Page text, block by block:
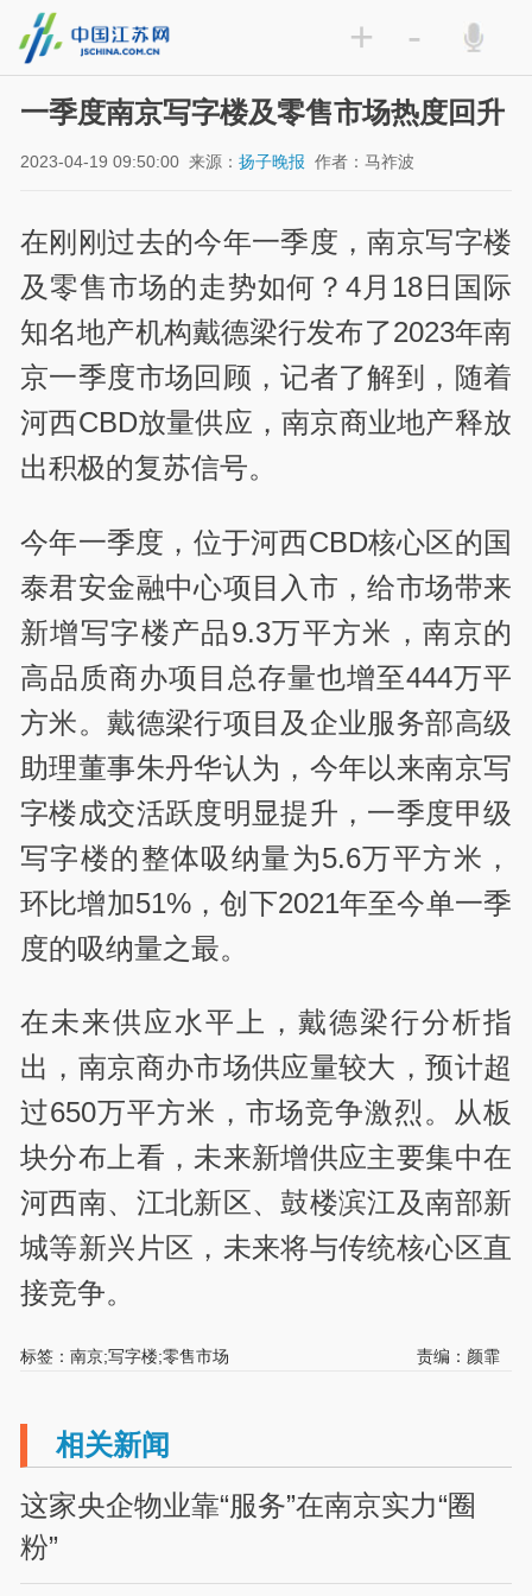
+ -
一季度南京写字楼及零售市场热度回升
2023-04-19 09:50:00 来源：扬子晚报 作者：马祚波
在刚刚过去的今年一季度，南京写字楼
及零售市场的走势如何？4月18日国际
知名地产机构戴德梁行发布了2023年南
京一季度市场回顾，记者了解到，随着
河西CBD放量供应，南京商业地产释放
出积极的复苏信号。
今年一季度，位于河西CBD核心区的国
泰君安金融中心项目入市，给市场带来
新增写字楼产品9.3万平方米，南京的
高品质商办项目总存量也增至444万平
方米。戴德梁行项目及企业服务部高级
助理董事朱丹华认为，今年以来南京写
字楼成交活跃度明显提升，一季度甲级
写字楼的整体吸纳量为5.6万平方米，
环比增加51%，创下2021年至今单一季
度的吸纳量之最。
在未来供应水平上，戴德梁行分析指
出，南京商办市场供应量较大，预计超
过650万平方米，市场竞争激烈。从板
块分布上看，未来新增供应主要集中在
河西南、江北新区、鼓楼滨江及南部新
城等新兴片区，未来将与传统核心区直
接竞争。
标签：南京;写字楼;零售市场 责编：颜霏
相关新闻
这家央企物业靠“服务”在南京实力“圈
粉”